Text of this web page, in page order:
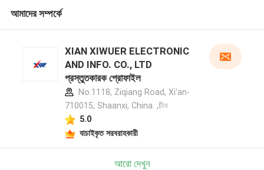
আমাদের সম্পর্কে
XIAN XIWUER ELECTRONIC
AND INFO. CO., LTD
প্রস্তুতকারক প্রোফাইল
No.1118, Ziqiang Road, Xi'an-
710015, Shaanxi, China. ,চীন
5.0
যাচাইকৃত সরবরাহকারী
আরো দেখুন